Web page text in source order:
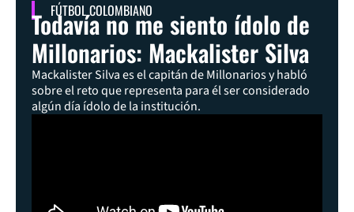
FÚTBOL COLOMBIANO
Todavía no me siento ídolo de
Millonarios: Mackalister Silva
Mackalister Silva es el capitán de Millonarios y habló
sobre el reto que representa para él ser considerado
algún día ídolo de la institución.